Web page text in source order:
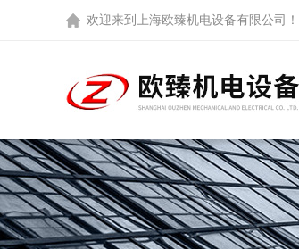
欢迎来到 上海欧臻机电设备有限公司 ！